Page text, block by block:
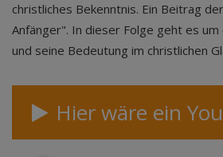
christliches Bekenntnis. Ein Beitrag
Anfänger". In dieser Folge geht es
und seine Bedeutung im christlichen
Hier wäre ein